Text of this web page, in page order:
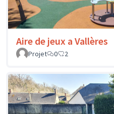
Aire de jeux a Vallères
Projet
0 2